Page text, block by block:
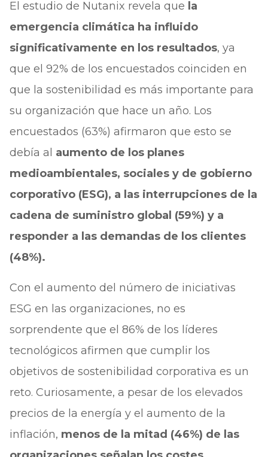
El estudio de Nutanix revela que la
emergencia climática ha influido
significativamente en los resultados, ya
que el 92% de los encuestados coinciden en
que la sostenibilidad es más importante para
su organización que hace un año. Los
encuestados (63%) afirmaron que esto se
debía al aumento de los planes
medioambientales, sociales y de gobierno
corporativo (ESG), a las interrupciones de la
cadena de suministro global (59%) y a
responder a las demandas de los clientes
(48%).
Con el aumento del número de iniciativas
ESG en las organizaciones, no es
sorprendente que el 86% de los líderes
tecnológicos afirmen que cumplir los
objetivos de sostenibilidad corporativa es un
reto. Curiosamente, a pesar de los elevados
precios de la energía y el aumento de la
inflación, menos de la mitad (46%) de las